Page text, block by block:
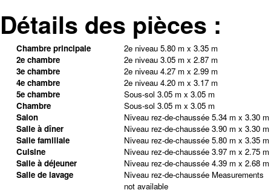
Détails des pièces :
Chambre principale 2e niveau 5.80 m x 3.35 m
2e chambre
2e niveau 3.05 m x 2.87 m
3e chambre
2e niveau 4.27 m x 2.99 m
4e chambre
2e niveau 4.20 m x 3.17 m
5e chambre
Sous-sol 3.05 m x 3.05 m
Chambre
Sous-sol 3.05 m x 3.05 m
Salon
Niveau rez-de-chaussée 5.34 m x 3.30 m
Salle à dîner
Niveau rez-de-chaussée 3.90 m x 3.30 m
Salle familiale
Niveau rez-de-chaussée 5.80 m x 3.35 m
Cuisine
Niveau rez-de-chaussée 3.97 m x 2.75 m
Salle à déjeuner
Niveau rez-de-chaussée 4.39 m x 2.68 m
Salle de lavage
Niveau rez-de-chaussée Measurements
not available